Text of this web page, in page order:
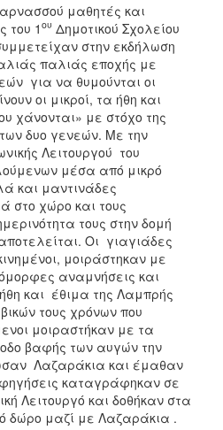
μαθητές και
του 1 ου Δημοτικού Σχολείου
στην εκδήλωση
παλιάς εποχής με
για να θυμούνται οι
οι μικροί, τα ήθη και
χάνονται» με στόχο της
δυο γενεών. Με την
Λειτουργού του
μέσα από μικρό
και μαντινάδες
στο χώρο και τους
τους στην δομή
Οι γιαγιάδες
μοιράστηκαν με
αναμνήσεις και
και έθιμα της Λαμπρής
τους χρόνων που
μοιραστήκαν με τα
βαφής των αυγών την
Λαζαράκια και έμαθαν
καταγράφηκαν σε
Λειτουργό και δοθήκαν στα
δώρο μαζί με Λαζαράκια .